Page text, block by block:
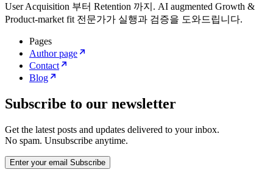
User Acquisition 부터 Retention 까지. AI augmented Growth &
Product-market fit 전문가가 실행과 검증을 도와드립니다.
Pages
Author page
Contact
Blog
Subscribe to our newsletter
Get the latest posts and updates delivered to your inbox.
No spam. Unsubscribe anytime.
Enter your email Subscribe